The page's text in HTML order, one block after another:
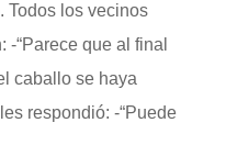
Todos los vecinos
“Parece que al final
caballo se haya
respondió: -“Puede